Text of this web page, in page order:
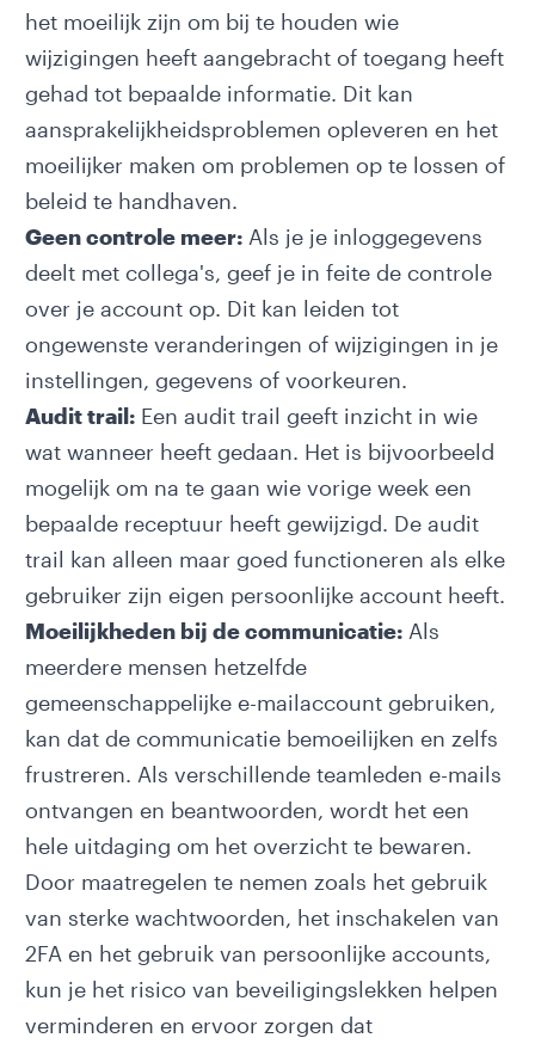
het moeilijk zijn om bij te houden wie
wijzigingen heeft aangebracht of toegang heeft
gehad tot bepaalde informatie. Dit kan
aansprakelijkheidsproblemen opleveren en het
moeilijker maken om problemen op te lossen of
beleid te handhaven.
Geen controle meer:Als je je inloggegevens
deelt met collega's, geef je in feite de controle
over je account op. Dit kan leiden tot
ongewenste veranderingen of wijzigingen in je
instellingen, gegevens of voorkeuren.
Audit trail:Een audit trail geeft inzicht in wie
wat wanneer heeft gedaan. Het is bijvoorbeeld
mogelijk om na te gaan wie vorige week een
bepaalde receptuur heeft gewijzigd. De audit
trail kan alleen maar goed functioneren als elke
gebruiker zijn eigen persoonlijke account heeft.
Moeilijkheden bij de communicatie:Als
meerdere mensen hetzelfde
gemeenschappelijke e-mailaccount gebruiken,
kan dat de communicatie bemoeilijken en zelfs
frustreren. Als verschillende teamleden e-mails
ontvangen en beantwoorden, wordt het een
hele uitdaging om het overzicht te bewaren.
Door maatregelen te nemen zoals het gebruik
van sterke wachtwoorden, het inschakelen van
2FA en het gebruik van persoonlijke accounts,
kun je het risico van beveiligingslekken helpen
verminderen en ervoor zorgen dat